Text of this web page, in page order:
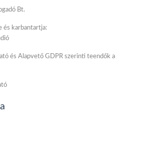
Bt.
és karbantartja:
és Alapvető GDPR szerinti teendők a